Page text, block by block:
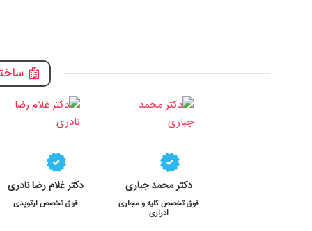
دکتر محمد جباری
فوق تخصص کلیه و مجاری
ادراری
دکتر غلام رضا نادری
فوق تخصص ارتوپدی
زگیل تناسلی از تشخیص تا درمان